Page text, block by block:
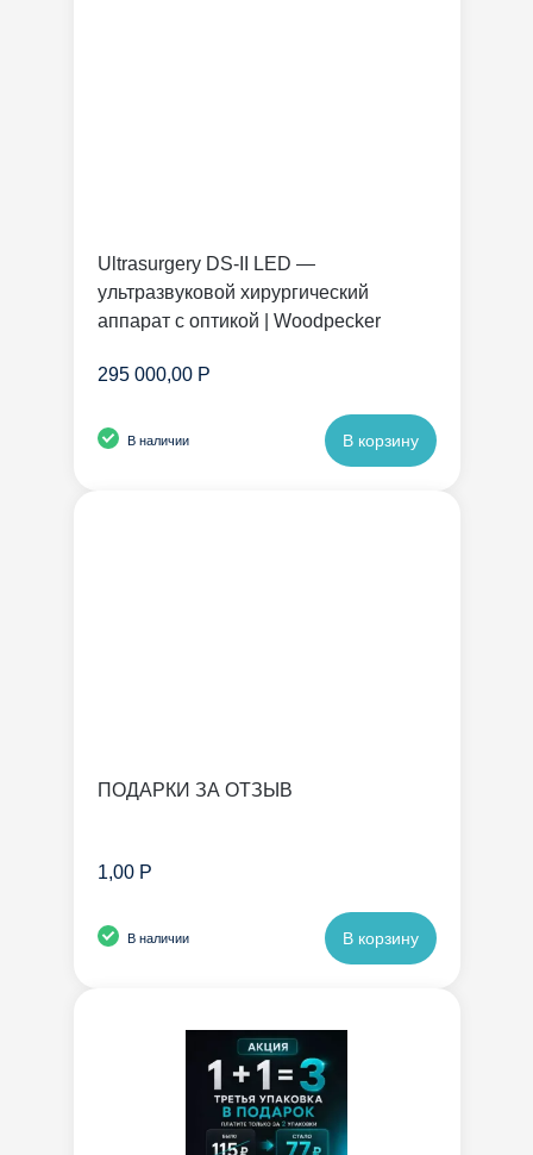
Ultrasurgery DS-II LED —
ультразвуковой хирургический
аппарат с оптикой | Woodpecker
295 000,00 Р
В наличии В корзину
ПОДАРКИ ЗА ОТЗЫВ
1,00 Р
В наличии В корзину